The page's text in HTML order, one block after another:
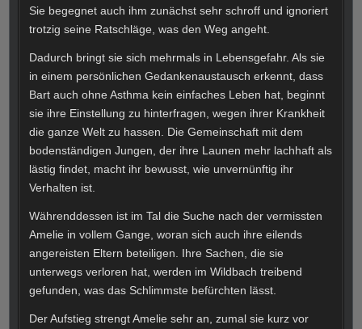
Sie begegnet auch ihm zunächst sehr schroff und ignoriert
trotzig seine Ratschläge, was den Weg angeht.
Dadurch bringt sie sich mehrmals in Lebensgefahr. Als sie
in einem persönlichen Gedankenaustausch erkennt, dass
Bart auch ohne Asthma kein einfaches Leben hat, beginnt
sie ihre Einstellung zu hinterfragen, wegen ihrer Krankheit
die ganze Welt zu hassen. Die Gemeinschaft mit dem
bodenständigen Jungen, der ihre Launen mehr lachhaft als
lästig findet, macht ihr bewusst, wie unvernünftig ihr
Verhalten ist.
Währenddessen ist im Tal die Suche nach der vermissten
Amelie in vollem Gange, woran sich auch ihre eilends
angereisten Eltern beteiligen. Ihre Sachen, die sie
unterwegs verloren hat, werden im Wildbach treibend
gefunden, was das Schlimmste befürchten lässt.
Der Aufstieg strengt Amelie sehr an, zumal sie kurz vor